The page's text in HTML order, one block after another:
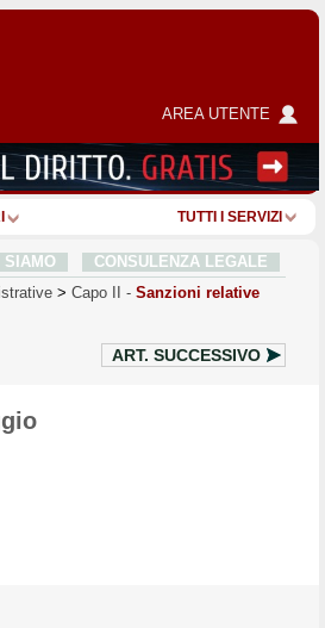
AREA UTENTE
TUTTI I SERVIZI
SIAMO
CONSULENZA LEGALE
> Capo II - Sanzioni relative
ART. SUCCESSIVO